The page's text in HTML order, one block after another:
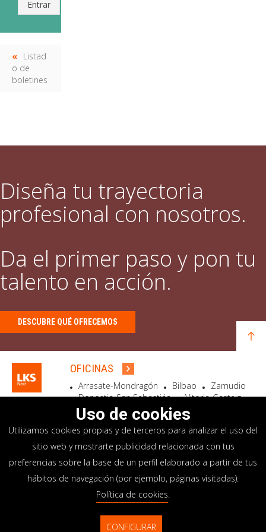
Entrar
Listad
o de
boletines
Diseña tu trayectoria
profesional con nosotros.
Da el primer paso y pon tu
talento en acción.
DESCUBRE QUÉ OFRECEMOS
OFICINAS
Arrasate-Mondragón Bilbao
Zamudio
Donostia-San Sebastián
Vitoria-Gasteiz
Madrid
El Astillero Bidart
SEDE SOCIAL
Goiru, 7 Arrasate-Mondragón
CP 20500 GIPUZKOA – SPAIN
+34 900 84 14 14
info@lksnext.com
Uso de cookies
Utilizamos cookies propias y de terceros para analizar el uso del
sitio web y mostrarte publicidad relacionada con tus
preferencias sobre la base de un perfil elaborado a partir de tus
hábitos de navegación (por ejemplo, páginas visitadas).
Política de cookies.
CONFIGURAR